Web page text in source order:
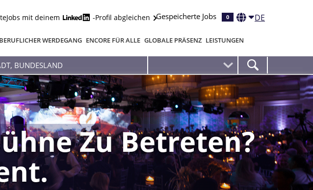
Jobs mit deinem -Profil abgleichen Gespeicherte Jobs 0 DE
BERUFLICHER WERDEGANG ENCORE FÜR ALLE GLOBALE PRÄSENZ LEISTUNGEN
Zu Betreten?